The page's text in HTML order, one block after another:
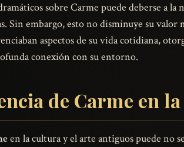
sobre Carme puede deberse a
Sin embargo, esto no disminuye su
aspectos de su vida cotidiana,
conexión con su entorno.
de Carme en
en la cultura y el arte antiguos puede no